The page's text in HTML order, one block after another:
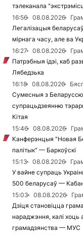
тэлеканала
16:56
08.08.2026
Легалізацыя
мірнага часу, але ва
16:27
08.08.2026
Патрэбныя ідэі, каб
Лябедзька
16:18
08.08.2026
Сумесныя з
супрацьдзеянню
Кітая
15:46
08.08.2026
Канферэнцыя "Новая
палітык" — Баркоўскі
15:13
08.08.2026
У вайне супраць
500 беларусаў —
15:03
08.08.2026
Дзіця становіцца
нараджэння, калі хоць
грамадзянства — МУС